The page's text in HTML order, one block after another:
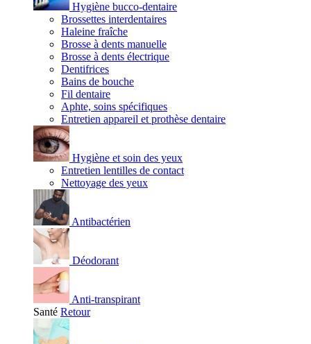
Hygiène bucco-dentaire
Brossettes interdentaires
Haleine fraîche
Brosse à dents manuelle
Brosse à dents électrique
Dentifrices
Bains de bouche
Fil dentaire
Aphte, soins spécifiques
Entretien appareil et prothèse dentaire
Hygiène et soin des yeux
Entretien lentilles de contact
Nettoyage des yeux
Antibactérien
Déodorant
Anti-transpirant
Santé Retour